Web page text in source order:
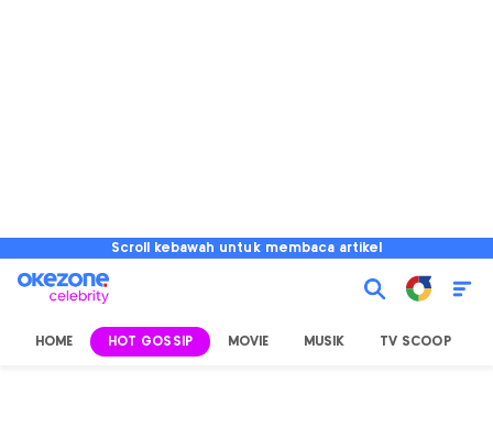
Scroll kebawah untuk membaca artikel
HOME HOT GOSSIP MOVIE MUSIK TV SCOOP